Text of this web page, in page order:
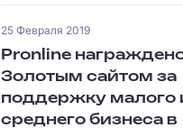
25 Февраля 2019
Pronline
Золотым сайтом за
поддержку малого
среднего бизнеса в